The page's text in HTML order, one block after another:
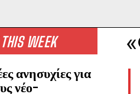
WEEK
ανησυχίες για
νέο-